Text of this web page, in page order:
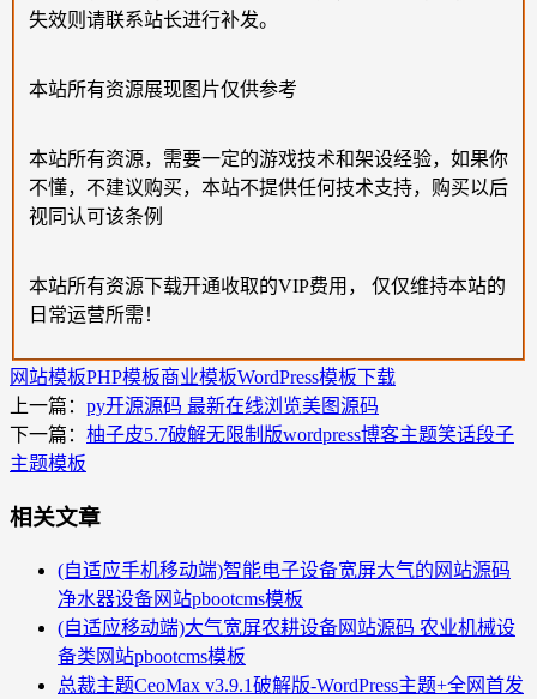
失效则请联系站长进行补发。
本站所有资源展现图片仅供参考
本站所有资源，需要一定的游戏技术和架设经验，如果你
不懂，不建议购买，本站不提供任何技术支持，购买以后
视同认可该条例
本站所有资源下载开通收取的VIP费用， 仅仅维持本站的
日常运营所需！
网站模板PHP模板商业模板WordPress模板下载
上一篇： py开源源码 最新在线浏览美图源码
下一篇： 柚子皮5.7破解无限制版wordpress博客主题笑话段子
主题模板
相关文章
(自适应手机移动端)智能电子设备宽屏大气的网站源码
净水器设备网站pbootcms模板
(自适应移动端)大气宽屏农耕设备网站源码 农业机械设
备类网站pbootcms模板
总裁主题CeoMax v3.9.1破解版-WordPress主题+全网首发